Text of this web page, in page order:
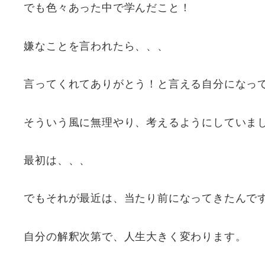
でも色々あった中で学んだこと！
嫌なことを言われたら、、、
言ってくれてありがとう！と言える自分になっ
そういう風に無理やり、考えるようにしていまし
最初は、、、
でもそれが最近は、当たり前になってきたんです
自分の解釈次第で、人生大きく変わります。